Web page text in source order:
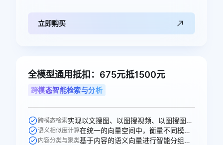
立即购买
全模型通用抵扣：675元抵1500元
跨模态智能检索与分析
跨模态检索 实现以文搜图、以图搜视频、以图搜图等跨模态的语义搜索。
语义相似度计算 在统一的向量空间中，衡量不同模态内容之间的语义相似性。
内容分类与聚类 基于内容的语义向量进行智能分组、打标和聚类分析。